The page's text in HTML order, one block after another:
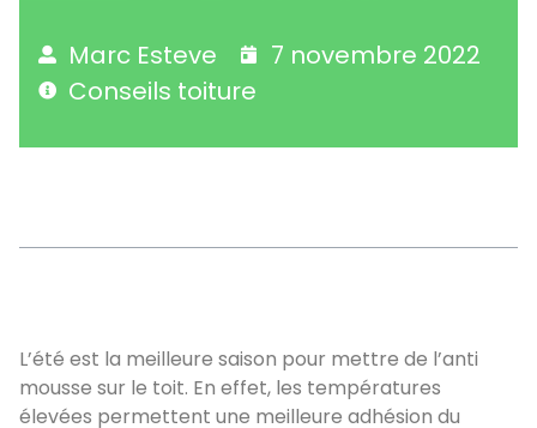
Marc Esteve
7 novembre 2022
Conseils toiture
L’été est la meilleure saison pour mettre de l’anti
mousse sur le toit. En effet, les températures
élevées permettent une meilleure adhésion du